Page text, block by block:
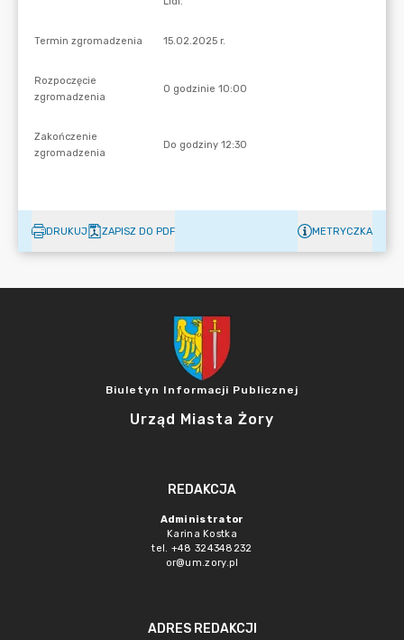
DRUKUJ ZAPISZ DO PDF METRYCZKA
Biuletyn Informacji Publicznej
Urząd Miasta Żory
REDAKCJA
Administrator
Karina Kostka
tel. +48 324348232
or@um.zory.pl
ADRES REDAKCJI